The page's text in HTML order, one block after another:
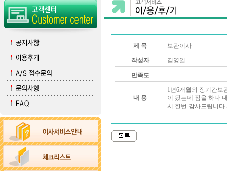
제 목 보관이사
작성자 김영일
만족도
내 용
1년6개월의 장기간보
이 됬는데 짐을 하나
시 한번 감사드립니